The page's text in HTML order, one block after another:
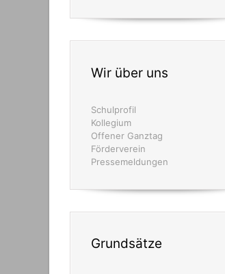
Wir über uns
Schulprofil
Kollegium
Offener Ganztag
Förderverein
Pressemeldungen
Grundsätze